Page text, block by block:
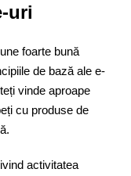
uri
foarte bună
de bază ale e-
vinde aproape
cu produse de
activitatea